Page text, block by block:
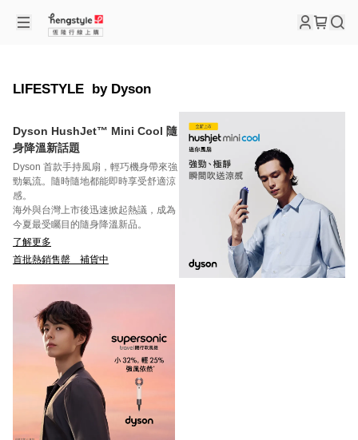
LIFESTYLE by Dyson
Dyson HushJet™ Mini Cool 隨
身降溫新話題
Dyson 首款手持風扇，輕巧機身帶來強
勁氣流。隨時隨地都能即時享受舒適涼
感。
海外與台灣上市後迅速掀起熱議，成為
今夏最受矚目的隨身降溫新品。
了解更多
首批熱銷售罄 補貨中